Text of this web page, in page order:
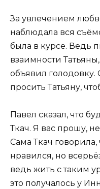
За увлечением
наблюдала вся
была в курсе. Ведь
взаимности
объявил голодовку.
просить Татьяну,
Павел сказал, что
Ткач. Я вас прошу,
Сама Ткач
нравился, но
ведь жить с таким
это получалось у